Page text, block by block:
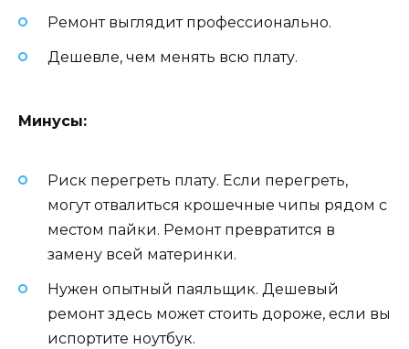
Ремонт выглядит профессионально.
Дешевле, чем менять всю плату.
Минусы:
Риск перегреть плату. Если перегреть,
могут отвалиться крошечные чипы рядом с
местом пайки. Ремонт превратится в
замену всей материнки.
Нужен опытный паяльщик. Дешевый
ремонт здесь может стоить дороже, если вы
испортите ноутбук.